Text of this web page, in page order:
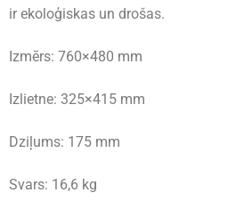
ir ekoloģiskas un drošas.
Izmērs: 760×480 mm
Izlietne: 325×415 mm
Dziļums: 175 mm
Svars: 16,6 kg